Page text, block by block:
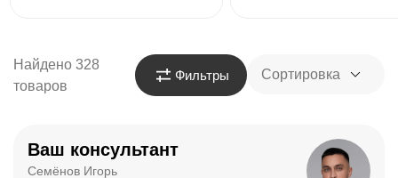
Найдено 328
товаров
Фильтры Сортировка
Ваш консультант
Семёнов Игорь